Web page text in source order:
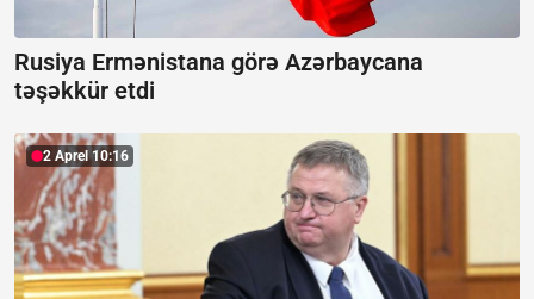
Rusiya Ermənistana görə Azərbaycana
təşəkkür etdi
2 Aprel 10:16